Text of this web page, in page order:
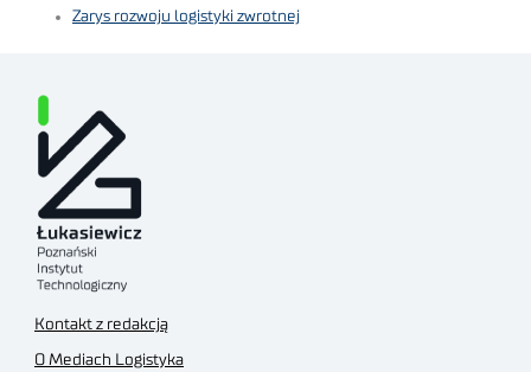
Zarys rozwoju logistyki zwrotnej
Kontakt z redakcją
O Mediach Logistyka